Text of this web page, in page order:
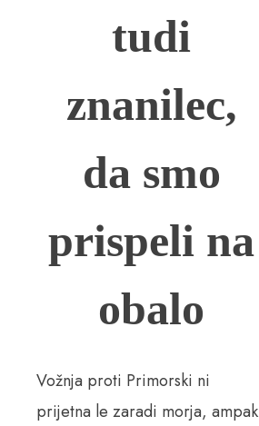
tudi
znanilec,
da smo
prispeli na
obalo
Vožnja proti Primorski ni
prijetna le zaradi morja, ampak